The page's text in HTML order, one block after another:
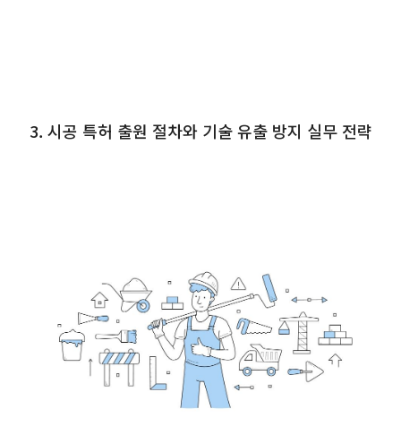
3. 시공 특허 출원 절차와 기술 유출 방지 실무 전략